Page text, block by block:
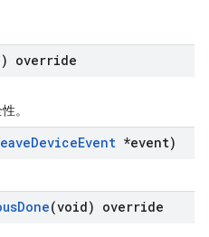
override
。
DeviceEvent *event)
Done(void) override